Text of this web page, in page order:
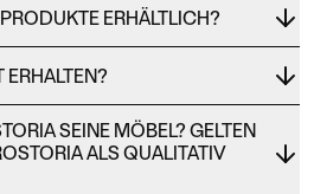
ERHÄLTLICH?
ERHALTEN?
SEINE MÖBEL? GELTEN
ALS QUALITATIV